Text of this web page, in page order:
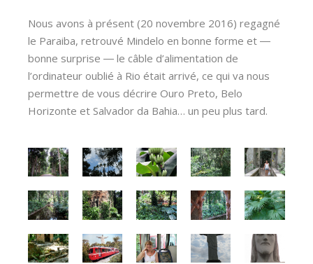
Nous avons à présent (20 novembre 2016) regagné
le Paraiba, retrouvé Mindelo en bonne forme et ―
bonne surprise ― le câble d’alimentation de
l’ordinateur oublié à Rio était arrivé, ce qui va nous
permettre de vous décrire Ouro Preto, Belo
Horizonte et Salvador da Bahia… un peu plus tard.